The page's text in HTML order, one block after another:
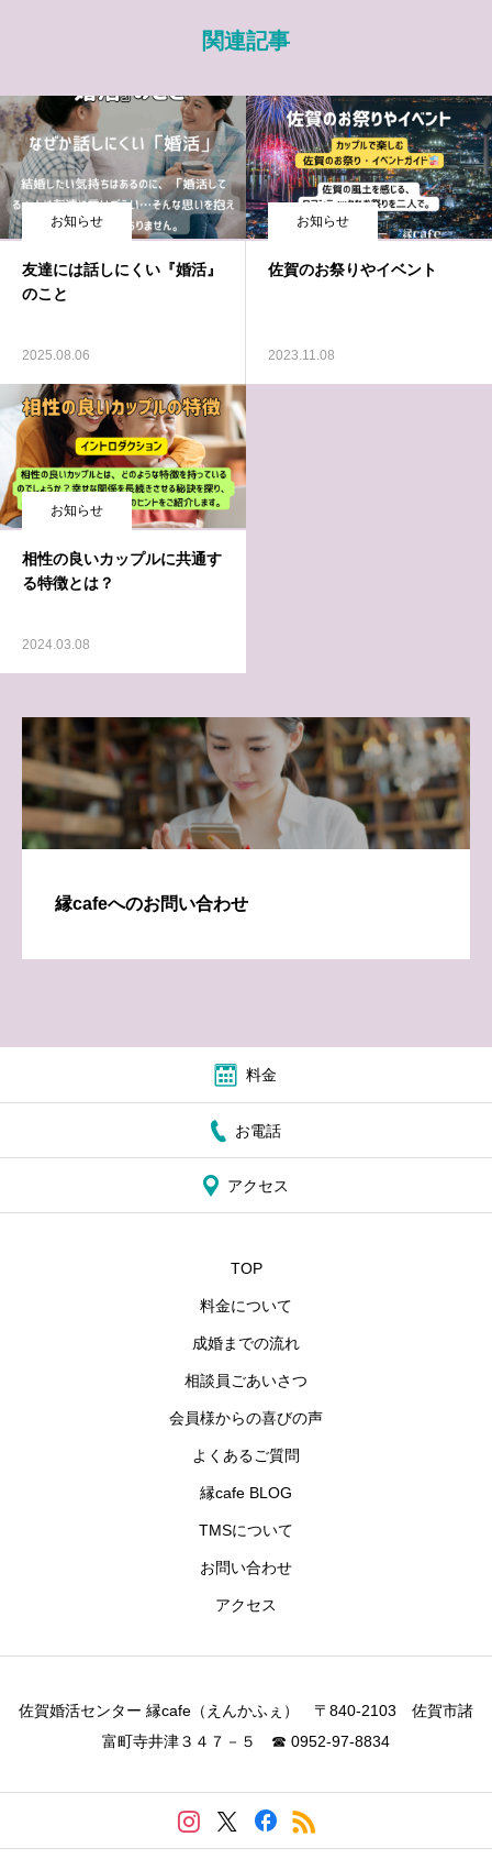
関連記事
お知らせ
友達には話しにくい『婚活』
のこと
2025.08.06
お知らせ
佐賀のお祭りやイベント
2023.11.08
お知らせ
相性の良いカップルに共通す
る特徴とは？
2024.03.08
縁cafeへのお問い合わせ
料金
お電話
アクセス
TOP
料金について
成婚までの流れ
相談員ごあいさつ
会員様からの喜びの声
よくあるご質問
縁cafe BLOG
TMSについて
お問い合わせ
アクセス
佐賀婚活センター 縁cafe（えんかふぇ） 〒840-2103 佐賀市諸
富町寺井津３４７－５ ☎ 0952-97-8834